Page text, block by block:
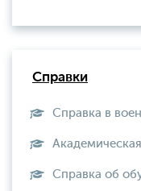
Справки
Справка в
Справка об